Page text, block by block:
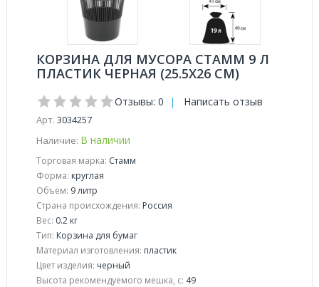
КОРЗИНА ДЛЯ МУСОРА СТАММ 9 Л
ПЛАСТИК ЧЕРНАЯ (25.5Х26 СМ)
Отзывы: 0 | Написать отзыв
Арт. 3034257
Наличие: В наличии
Торговая марка: Стамм
Форма: круглая
Объем: 9 литр
Страна происхождения: Россия
Вес: 0.2 кг
Тип: Корзина для бумаг
Материал изготовления: пластик
Цвет изделия: черный
Высота рекомендуемого мешка, с: 49